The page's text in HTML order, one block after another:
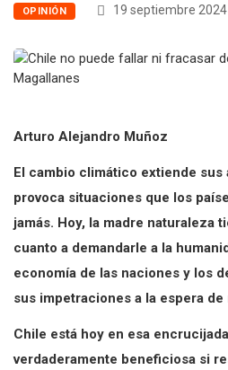
OPINIÓN 19 septiembre 2024
Arturo Alejandro Muñoz
El cambio climático extiende sus
provoca situaciones que los
jamás. Hoy, la madre naturaleza
cuanto a demandarle a la
economía de las naciones y los
sus impetraciones a la espera de
Chile está hoy en esa
verdaderamente beneficiosa si